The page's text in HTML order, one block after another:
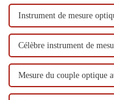
Instrument de mesure
Célèbre instrument de
Mesure du couple optique